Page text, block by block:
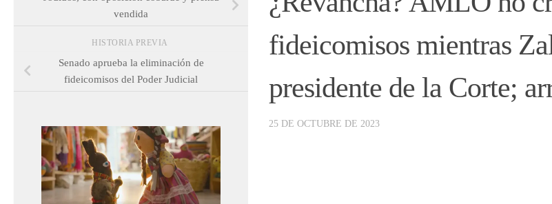
fideicomisos mientras
presidente de la Corte;
25 DE OCTUBRE DE 2023
vendida
HISTORIA PREVIA
Senado aprueba la eliminación de
fideicomisos del Poder Judicial